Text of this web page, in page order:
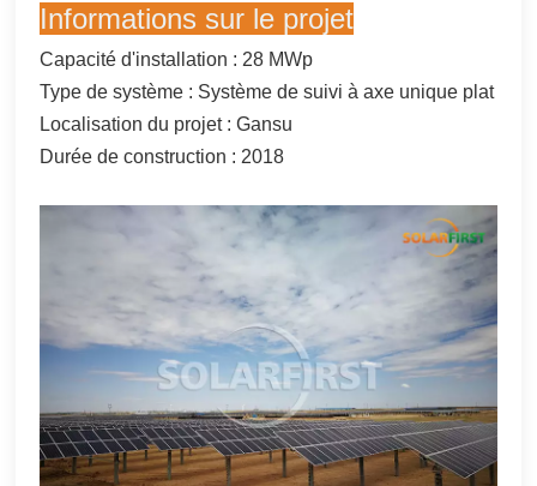
日本語
한국어
بالعربية
Informations sur le projet
Capacité d'installation : 28 MWp
Type de système : Système de suivi à axe unique plat
Localisation du projet : Gansu
Durée de construction : 2018